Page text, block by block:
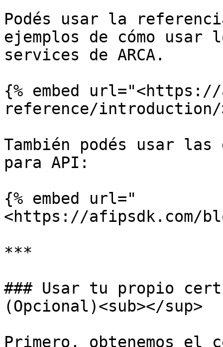
Podés usar la
ejemplos de cómo usar
services de ARCA.
{% embed
reference/introduction/
También podés usar
para API:
{% embed url="
<https://afipsdk.com/
***
### Usar tu propio
(Opcional)<sub></sup>
Primero, obtenemos